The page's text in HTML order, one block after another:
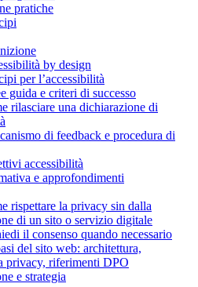
pratiche
by design
per l’accessibilità
guida e criteri di successo
rilasciare una dichiarazione di
di feedback e procedura di
accessibilità
e approfondimenti
rispettare la privacy sin dalla
di un sito o servizio digitale
il consenso quando necessario
del sito web: architettura,
privacy, riferimenti DPO
e strategia